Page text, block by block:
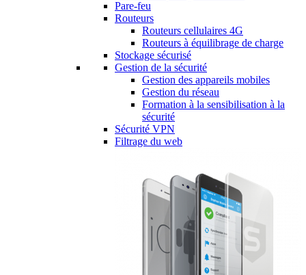
Pare-feu
Routeurs
Routeurs cellulaires 4G
Routeurs à équilibrage de charge
Stockage sécurisé
Gestion de la sécurité
Gestion des appareils mobiles
Gestion du réseau
Formation à la sensibilisation à la
sécurité
Sécurité VPN
Filtrage du web